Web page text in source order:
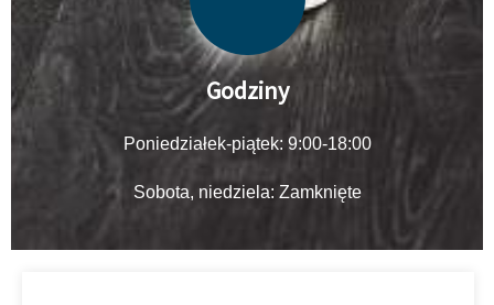
Godziny
Poniedziałek-piątek: 9:00-18:00
Sobota, niedziela: Zamknięte